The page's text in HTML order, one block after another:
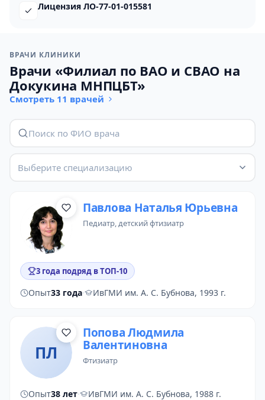
Лицензия ЛО-77-01-015581
ВРАЧИ КЛИНИКИ
Врачи «Филиал по ВАО и СВАО на
Докукина МНПЦБТ»
Смотреть 11 врачей
Выберите специализацию
Павлова Наталья Юрьевна
педиатр,детский фтизиатр
3 года подряд в ТОП-10
Опыт33 года· ИвГМИ им. А. С. Бубнова, 1993 г.
ПЛ
Попова Людмила
Валентиновна
фтизиатр
Опыт38 лет· ИвГМИ им. А. С. Бубнова, 1988 г.